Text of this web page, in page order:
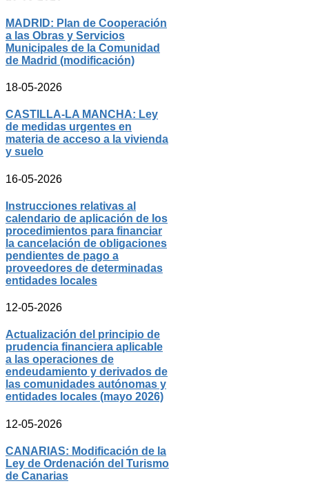
MADRID: Plan de Cooperación
a las Obras y Servicios
Municipales de la Comunidad
de Madrid (modificación)
18-05-2026
CASTILLA-LA MANCHA: Ley
de medidas urgentes en
materia de acceso a la vivienda
y suelo
16-05-2026
Instrucciones relativas al
calendario de aplicación de los
procedimientos para financiar
la cancelación de obligaciones
pendientes de pago a
proveedores de determinadas
entidades locales
12-05-2026
Actualización del principio de
prudencia financiera aplicable
a las operaciones de
endeudamiento y derivados de
las comunidades autónomas y
entidades locales (mayo 2026)
12-05-2026
CANARIAS: Modificación de la
Ley de Ordenación del Turismo
de Canarias